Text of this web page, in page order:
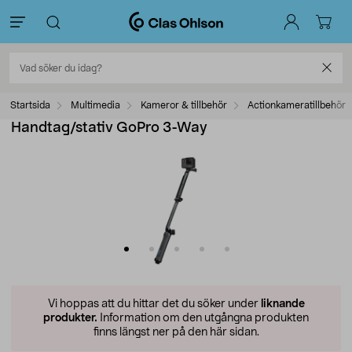
Startsida Multimedia Kameror & tillbehör Actionkameratillbehör
Handtag/stativ GoPro 3-Way
Vi hoppas att du hittar det du söker under liknande
produkter. Information om den utgångna produkten
finns längst ner på den här sidan.